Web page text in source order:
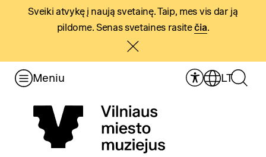
Sveiki atvykę į naują svetainę. Taip, mes vis dar ją
pildome. Senas svetaines rasitečia.
Meniu LT